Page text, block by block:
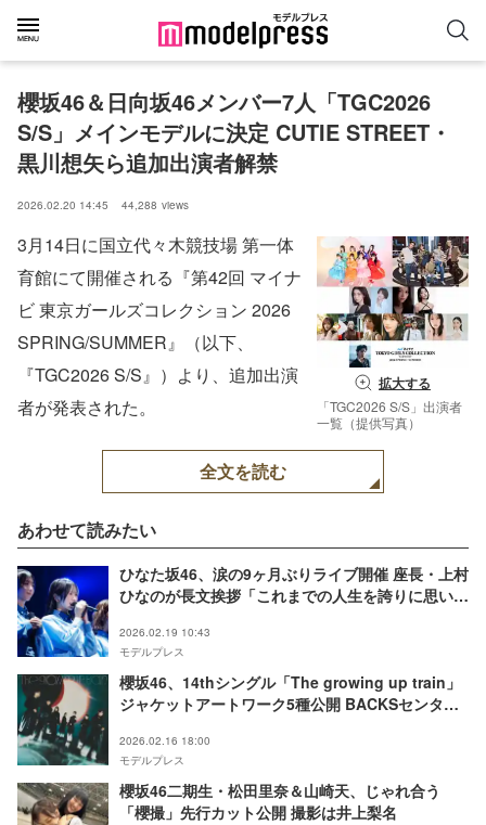
櫻坂46＆⽇向坂46メンバー7人「TGC2026
S/S」メインモデルに決定 CUTIE STREET・
黒川想⽮ら追加出演者解禁
2026.02.20 14:45 44,288 views
拡大する
「TGC2026 S/S」出演者
一覧（提供写真）
3⽉14⽇に国⽴代々⽊競技場 第⼀体
育館にて開催される『第42回 マイナ
ビ 東京ガールズコレクション 2026
SPRING/SUMMER』（以下、
『TGC2026 S/S』）より、追加出演
者が発表された。
全文を読む
あわせて読みたい
ひなた坂46、涙の9ヶ月ぶりライブ開催 座長・上村
ひなのが長文挨拶「これまでの人生を誇りに思いま
2026.02.19 10:43
モデルプレス
櫻坂46、14thシングル「The growing up train」
ジャケットアートワーク5種公開 BACKSセンター
2026.02.16 18:00
モデルプレス
櫻坂46二期生・松田里奈＆山崎天、じゃれ合う
「櫻撮」先行カット公開 撮影は井上梨名